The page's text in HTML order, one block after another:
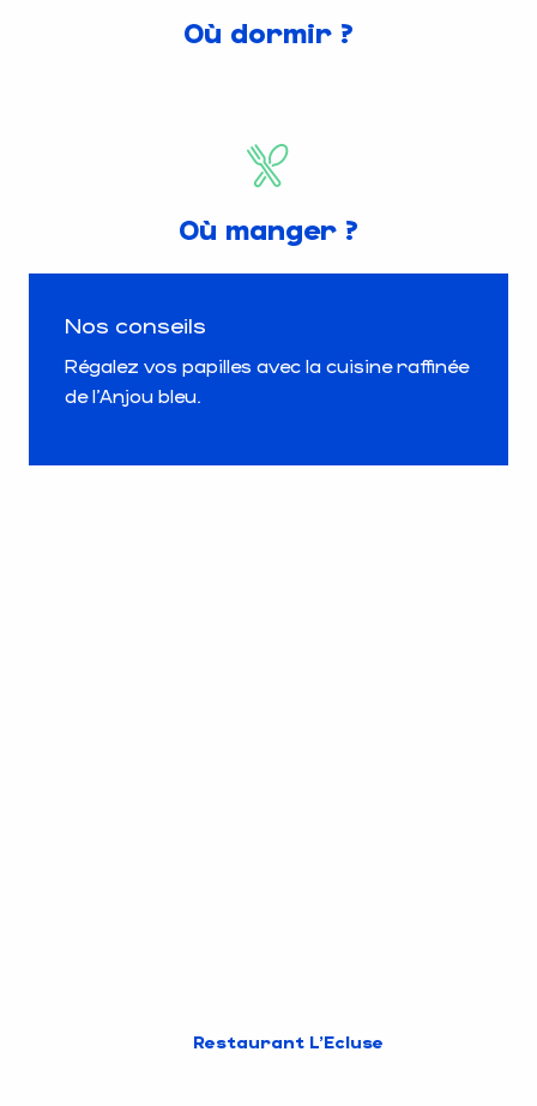
Où dormir ?
Où manger ?
Nos conseils
Régalez vos papilles avec la cuisine raffinée
de l’Anjou bleu.
Restaurant L'Ecluse